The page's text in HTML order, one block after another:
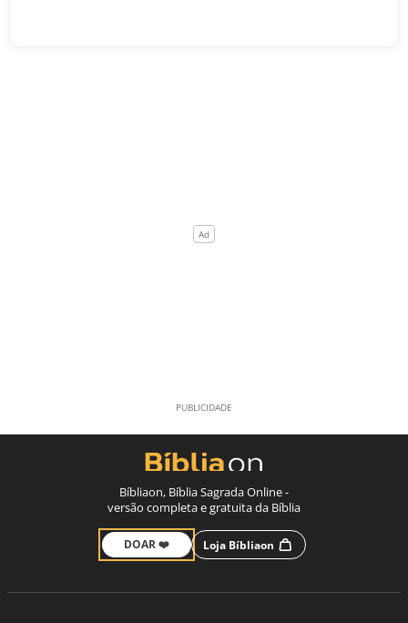
Bíbliaon, Bíblia Sagrada Online -
versão completa e gratuita da Bíblia
DOAR ❤️ Loja Bíbliaon